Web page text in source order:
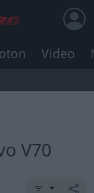
Video
V70